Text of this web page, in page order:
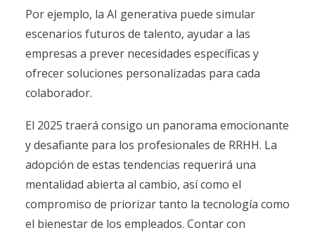
Por ejemplo, la AI generativa puede simular
escenarios futuros de talento, ayudar a las
empresas a prever necesidades específicas y
ofrecer soluciones personalizadas para cada
colaborador.
El 2025 traerá consigo un panorama emocionante
y desafiante para los profesionales de RRHH. La
adopción de estas tendencias requerirá una
mentalidad abierta al cambio, así como el
compromiso de priorizar tanto la tecnología como
el bienestar de los empleados. Contar con